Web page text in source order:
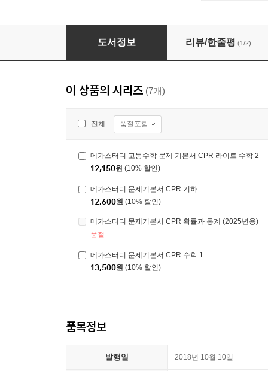
메가스터디 문제기본서 CPR 확률과 통계
도서정보 리뷰/한줄평 (1/2)
이 상품의 시리즈 (7개)
전체 품절포함
메가스터디 고등수학 문제 기본서 CPR 라이트 수학 2
12,150원 (10% 할인)
메가스터디 문제기본서 CPR 기하
12,600원 (10% 할인)
메가스터디 문제기본서 CPR 확률과 통계 (2025년용)
품절
메가스터디 문제기본서 CPR 수학 1
13,500원 (10% 할인)
품목정보
발행일 2018년 10월 10일